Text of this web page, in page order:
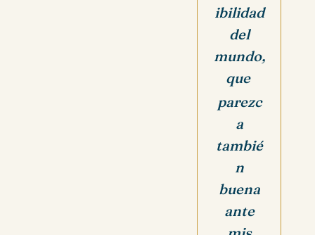
ibilidad
del
mundo,
que
parezc
a
tambié
n
buena
ante